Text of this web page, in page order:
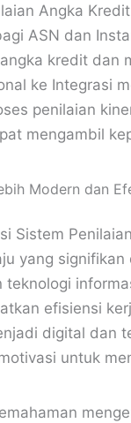
Angka
ASN dan
kredit dan
ke Integrasi
penilaian
mengambil
Modern dan
Sistem
yang
teknologi
efisiensi
digital dan
untuk